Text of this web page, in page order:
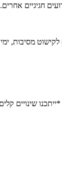
מסיבות,